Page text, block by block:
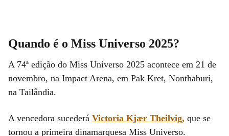
Quando é o Miss Universo 2025?
A 74ª edição do Miss Universo 2025 acontece em 21 de
novembro, na Impact Arena, em Pak Kret, Nonthaburi,
na Tailândia.
A vencedora sucederá Victoria Kjær Theilvig, que se
tornou a primeira dinamarquesa Miss Universo.